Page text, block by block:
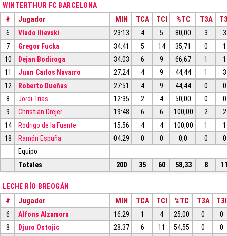
WINTERTHUR FC BARCELONA
# Jugador MIN TCA TCI %TC T3A
6 Vlado Ilievski 23:13 4 5 80,00 3
3
7
Gregor Fucka 34:41 5 14 35,71 0
1
10
Dejan Bodiroga 34:03 6 9 66,67 1
1
11
Juan Carlos Navarro 27:24 4 9 44,44 1
3
12
Roberto Dueñas 27:51 4 9 44,44 0
0
8
Jordi Trias 12:35 2 4 50,00 0
0
9
Christian Drejer 19:48 6 6 100,00 2
2
14
Rodrigo de la Fuente 15:56 4 4 100,00 1
1
18
Ramón Espuña 04:29 0 0 0,0 0
0
Equipo
Totales
200 35 60 58,33 8
LECHE RÍO BREOGÁN
# Jugador MIN TCA TCI %TC T3A T3I
6 Alfons Alzamora 16:29 1 4 25,00 0
0
8
Djuro Ostojic 28:37 6 11 54,55 0
0